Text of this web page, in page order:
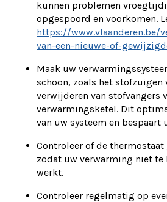
kunnen problemen
opgespoord en voorkomen.
https://www.vlaanderen.be/
van-een-nieuwe-of-
Maak uw
schoon, zoals het stofzuigen
verwijderen van stofvangers
verwarmingsketel. Dit
van uw systeem en bespaart
Controleer of de
zodat uw verwarming niet te
werkt.
Controleer regelmatig op